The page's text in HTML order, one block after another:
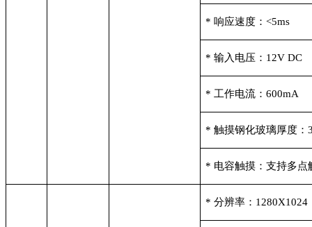
* 响应速度：<5ms
* 输入电压：12V DC
* 工作电流：600mA
* 触摸钢化玻璃厚度：
* 电容触摸：支持多点
* 分辨率：1280X1024